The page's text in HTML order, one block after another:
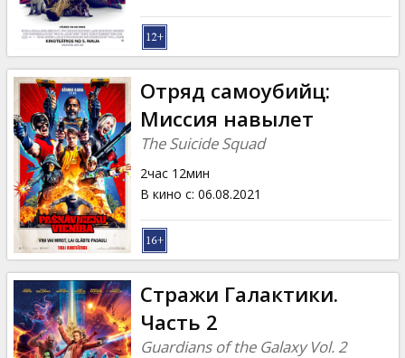
Отряд самоубийц:
Миссия навылет
The Suicide Squad
2час 12мин
В кино с: 06.08.2021
Стражи Галактики.
Часть 2
Guardians of the Galaxy Vol. 2